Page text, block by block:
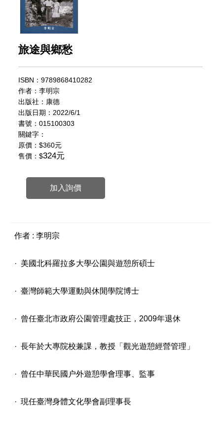
旅途與鄉愁
ISBN：9789868410282
作者：李明宗
出版社：康德
出版日期：2022/6/1
書號：015100303
關鍵字：
原價：$360元
售價：$324元
加入詢價
作者 : 李明宗
· 美國北科羅拉多大學公園與遊憩所碩士
· 臺灣師範大學運動與休閒學院博士
· 曾任臺北市政府公園管理處技正，2009年退休
· 長年於大專院校兼課，教授「觀光遊憩經營管理」
· 曾任中華民國户外遊憩學會理事、監事
· 現任臺灣身體文化學會副理事長